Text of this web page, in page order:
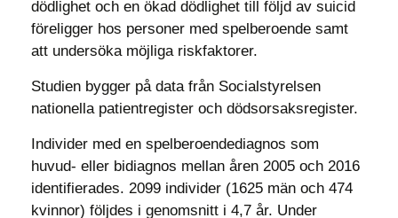
dödlighet och en ökad dödlighet till följd av suicid
föreligger hos personer med spelberoende samt
att undersöka möjliga riskfaktorer.
Studien bygger på data från Socialstyrelsen
nationella patientregister och dödsorsaksregister.
Individer med en spelberoendediagnos som
huvud- eller bidiagnos mellan åren 2005 och 2016
identifierades. 2099 individer (1625 män och 474
kvinnor) följdes i genomsnitt i 4,7 år. Under